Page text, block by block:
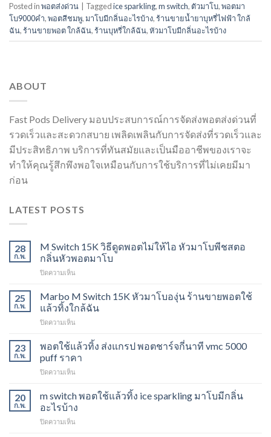
Posted inพอตส่งด่วน Taggedice sparkling,m switch, ตัวมาโบ,พอตมา
โบ9000คํา,พอตสีชมพู,มาโบมีกลิ่นอะไรบ้าง,ร้านขายน้ำยาบุหรี่ไฟฟ้า ใกล้
ฉัน,ร้านขายพอต ใกล้ฉัน,ร้านบุหรี่ใกล้ฉัน,หัวมาโบมีกลิ่นอะไรบ้าง
ABOUT
Fast Pods Delivery มอบประสบการณ์การจัดส่งพอตส่งด่วนที่
รวดเร็วและสะดวกสบาย เพลิดเพลินกับการจัดส่งที่รวดเร็วและ
มีประสิทธิภาพ บริการที่ทันสมัยและเป็นมืออาชีพของเราจะ
ทำให้คุณรู้สึกพึงพอใจเหมือนกับการใช้บริการที่ไม่เคยมีมา
ก่อน
LATEST POSTS
28
ก.พ.
M Switch 15K วิธีดูดพอตไม่ให้ไอ หัวมาโบพีชสตอ
กลิ่นหัวพอตมาโบ
ปิดความเห็น
Switch
15K
วิธี
ดูด
ไม่
ให้
หัว
โบ
พีช
25
ก.พ.
Marbo M Switch 15K หัวมาโบองุ่น ร้านขายพอตใช้
แล้วทิ้งใกล้ฉัน
ปิดความเห็น
M
15K
หัว
โบ
องุ่น
ขาย
23
ก.พ.
พอตใช้แล้วทิ้ง ส่งแกรป พอตชาร์จกี่นาที vmc 5000
puff ราคา
ปิดความเห็น
ทิ้ง
ส่ง
20
ก.พ.
m switch พอตใช้แล้วทิ้ง ice sparkling มาโบมีกลิ่น
อะไรบ้าง
ปิดความเห็น